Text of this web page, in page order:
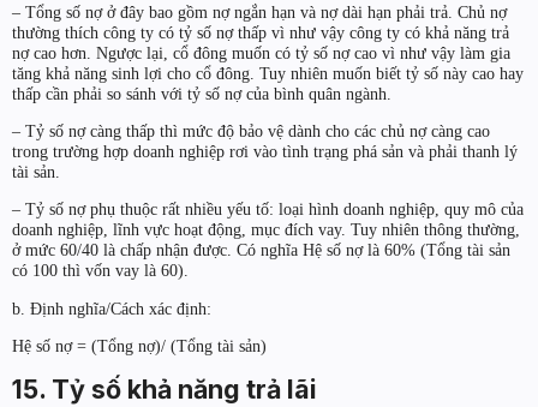
– Tổng số nợ ở đây bao gồm nợ ngắn hạn và nợ dài hạn phải trả. Chủ nợ
thường thích công ty có tỷ số nợ thấp vì như vậy công ty có khả năng trả
nợ cao hơn. Ngược lại, cổ đông muốn có tỷ số nợ cao vì như vậy làm gia
tăng khả năng sinh lợi cho cổ đông. Tuy nhiên muốn biết tỷ số này cao hay
thấp cần phải so sánh với tỷ số nợ của bình quân ngành.
– Tỷ số nợ càng thấp thì mức độ bảo vệ dành cho các chủ nợ càng cao
trong trường hợp doanh nghiệp rơi vào tình trạng phá sản và phải thanh lý
tài sản.
– Tỷ số nợ phụ thuộc rất nhiều yếu tố: loại hình doanh nghiệp, quy mô của
doanh nghiệp, lĩnh vực hoạt động, mục đích vay. Tuy nhiên thông thường,
ở mức 60/40 là chấp nhận được. Có nghĩa Hệ số nợ là 60% (Tổng tài sản
có 100 thì vốn vay là 60).
b. Định nghĩa/Cách xác định:
Hệ số nợ = (Tổng nợ)/ (Tổng tài sản)
15. Tỷ số khả năng trả lãi